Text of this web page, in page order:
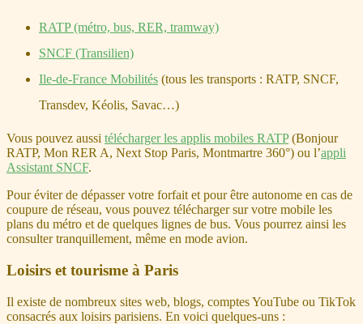
RATP (métro, bus, RER, tramway)
SNCF (Transilien)
Ile-de-France Mobilités (tous les transports : RATP, SNCF,
Transdev, Kéolis, Savac…)
Vous pouvez aussi télécharger les applis mobiles RATP(Bonjour
RATP, Mon RER A, Next Stop Paris, Montmartre 360°) ou l’appli
Assistant SNCF.
Pour éviter de dépasser votre forfait et pour être autonome en cas de
coupure de réseau, vous pouvez télécharger sur votre mobile les
plans du métro et de quelques lignes de bus. Vous pourrez ainsi les
consulter tranquillement, même en mode avion.
Loisirs et tourisme à Paris
Il existe de nombreux sites web, blogs, comptes YouTube ou TikTok
consacrés aux loisirs parisiens. En voici quelques-uns :